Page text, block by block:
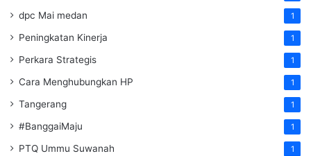
dpc Mai medan 1
Peningkatan Kinerja 1
Perkara Strategis 1
Cara Menghubungkan HP 1
Tangerang 1
#BanggaiMaju 1
PTQ Ummu Suwanah 1